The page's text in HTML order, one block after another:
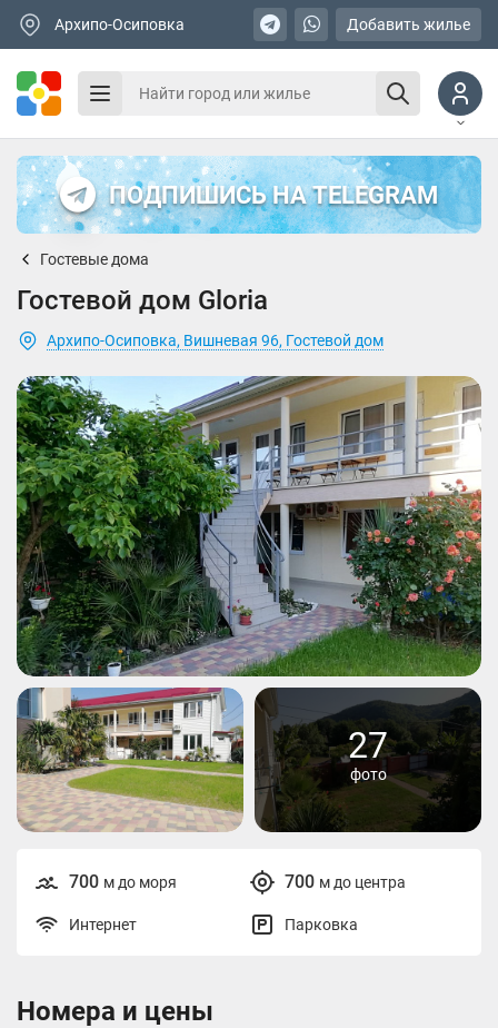
Архипо-Осиповка Добавить жилье
ПОДПИШИСЬ НА TELEGRAM
Гостевые дома
Гостевой дом Gloria
Архипо-Осиповка, Вишневая 96, Гостевой дом
27
фото
700 м до моря 700 м до центра
Интернет Парковка
Номера и цены